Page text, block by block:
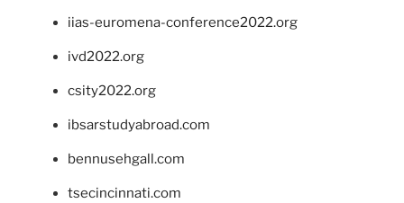
iias-euromena-conference2022.org
ivd2022.org
csity2022.org
ibsarstudyabroad.com
bennusehgall.com
tsecincinnati.com